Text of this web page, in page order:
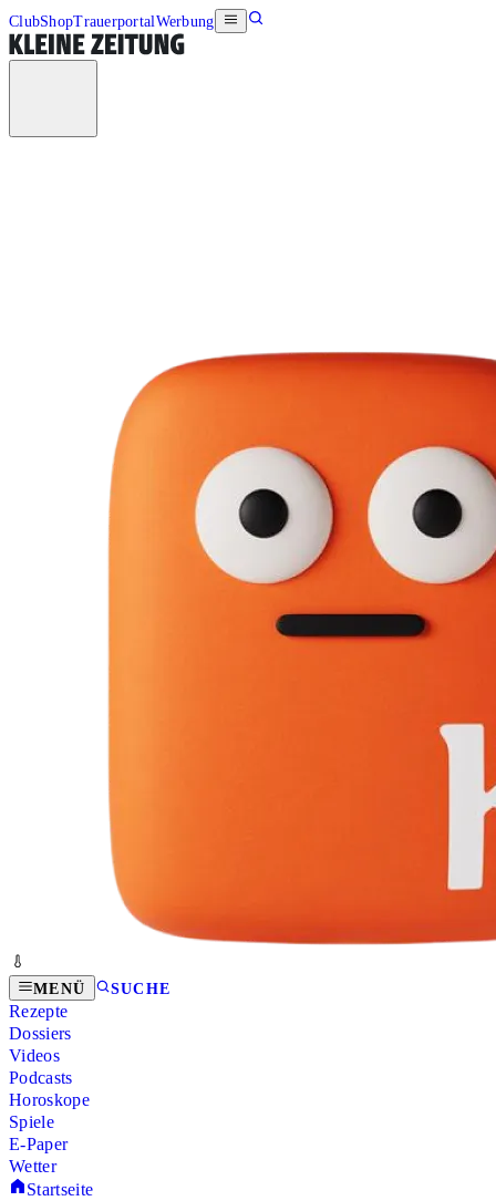
ClubShopTrauerportalWerbung
MENÜ SUCHE
Rezepte
Dossiers
Videos
Podcasts
Horoskope
Spiele
E-Paper
Wetter
Startseite